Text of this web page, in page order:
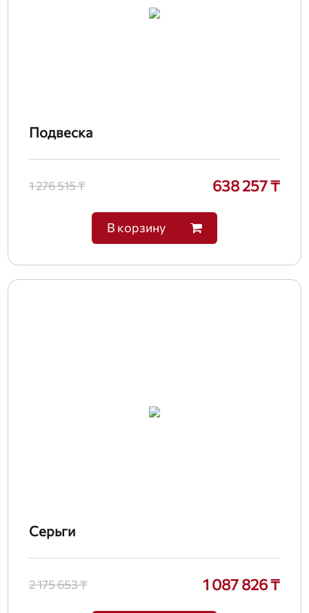
Подвеска
1 276 515 ₸ 638 257 ₸
В корзину
Серьги
2 175 653 ₸ 1 087 826 ₸